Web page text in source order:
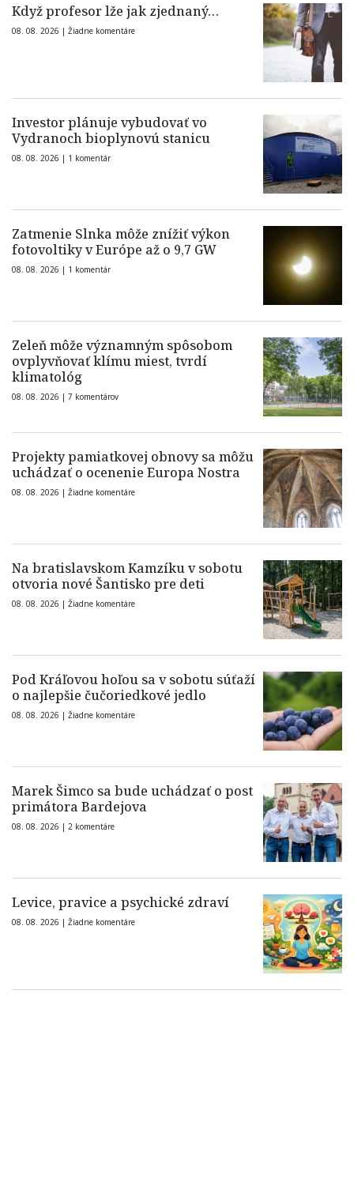
Když profesor lže jak zjednaný…
08. 08. 2026 | Žiadne komentáre
Investor plánuje vybudovať vo
Vydranoch bioplynovú stanicu
08. 08. 2026 | 1 komentár
Zatmenie Slnka môže znížiť výkon
fotovoltiky v Európe až o 9,7 GW
08. 08. 2026 | 1 komentár
Zeleň môže významným spôsobom
ovplyvňovať klímu miest, tvrdí
klimatológ
08. 08. 2026 | 7 komentárov
Projekty pamiatkovej obnovy sa môžu
uchádzať o ocenenie Europa Nostra
08. 08. 2026 | Žiadne komentáre
Na bratislavskom Kamzíku v sobotu
otvoria nové Šantisko pre deti
08. 08. 2026 | Žiadne komentáre
Pod Kráľovou hoľou sa v sobotu súťaží
o najlepšie čučoriedkové jedlo
08. 08. 2026 | Žiadne komentáre
Marek Šimco sa bude uchádzať o post
primátora Bardejova
08. 08. 2026 | 2 komentáre
Levice, pravice a psychické zdraví
08. 08. 2026 | Žiadne komentáre